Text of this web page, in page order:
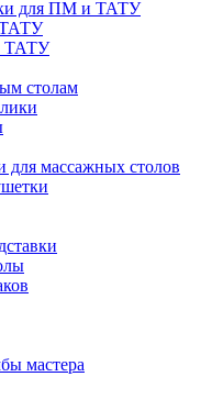
для ПМ и ТАТУ
ТАТУ
ТАТУ
столам
для массажных столов
мастера